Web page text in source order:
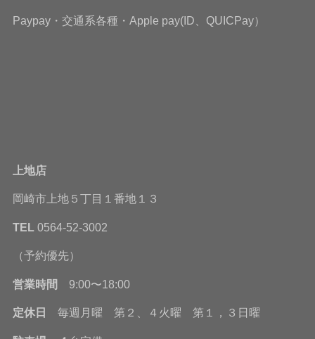
Paypay・交通系各種・Apple pay(ID、QUICPay）
上地店
岡崎市上地５丁目１番地１３
TEL 0564-52-3002
（予約優先）
営業時間 9:00〜18:00
定休日 毎週月曜 第２、４火曜 第１，３日曜